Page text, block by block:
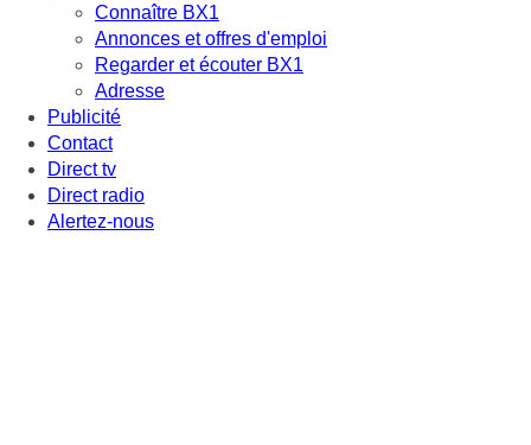
Connaître BX1
Annonces et offres d'emploi
Regarder et écouter BX1
Adresse
Publicité
Contact
Direct tv
Direct radio
Alertez-nous